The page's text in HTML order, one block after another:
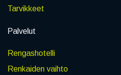
Tarvikkeet
Palvelut
Rengashotelli
Renkaiden vaihto